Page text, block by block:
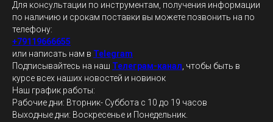
Для консультации по инструментам, получения информации
по наличию и срокам поставки вы можете позвонить на по
телефону:
+79119666655
или написать нам в Telegram
Подписывайтесь на наш Телеграм-канал , чтобы быть в
курсе всех наших новостей и новинок
Наш график работы:
Рабочие дни: Вторник- Суббота с 10 до 19 часов
Выходные дни: Воскресенье и Понедельник.